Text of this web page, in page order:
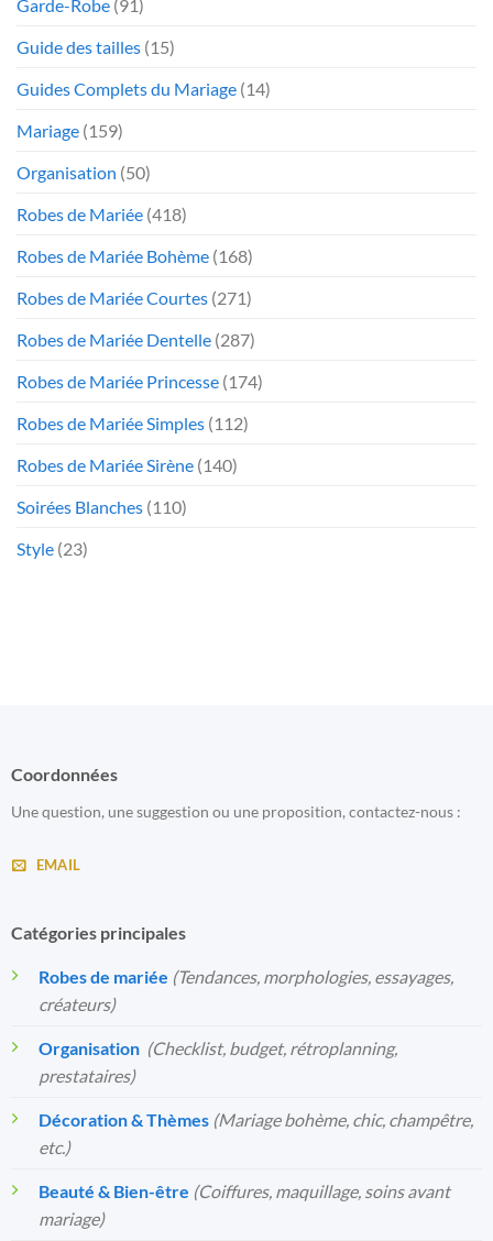
Garde-Robe (91)
Guide des tailles (15)
Guides Complets du Mariage (14)
Mariage (159)
Organisation (50)
Robes de Mariée (418)
Robes de Mariée Bohème (168)
Robes de Mariée Courtes (271)
Robes de Mariée Dentelle (287)
Robes de Mariée Princesse (174)
Robes de Mariée Simples (112)
Robes de Mariée Sirène (140)
Soirées Blanches (110)
Style (23)
Coordonnées
Une question, une suggestion ou une proposition, contactez-nous :
EMAIL
Catégories principales
Robes de mariée (Tendances, morphologies, essayages,
créateurs)
Organisation️ (Checklist, budget, rétroplanning,
prestataires)
Décoration & Thèmes (Mariage bohème, chic, champêtre,
etc.)
Beauté & Bien-être (Coiffures, maquillage, soins avant
mariage)